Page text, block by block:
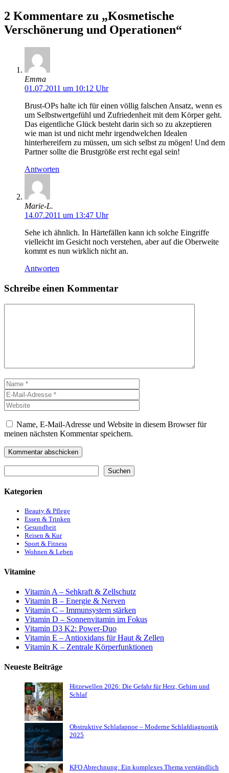
2 Kommentare zu „Kosmetische
Verschönerung und Operationen“
Emma
01.07.2011 um 10:12 Uhr
Brust-OPs halte ich für einen völlig falschen Ansatz, wenn es
um Selbstwertgefühl und Zufriedenheit mit dem Körper geht.
Das eigentliche Glück besteht darin sich so zu akzeptieren
wie man ist und nicht mehr irgendwelchen Idealen
hinterhereifern zu müssen, um sich selbst zu mögen! Und dem
Partner sollte die Brustgröße erst recht egal sein!
Antworten
Marie-L.
14.07.2011 um 13:47 Uhr
Sehe ich ähnlich. In Härtefällen kann ich solche Eingriffe
vielleicht im Gesicht noch verstehen, aber auf die Oberweite
kommt es nun wirklich nicht an.
Antworten
Schreibe einen Kommentar
Name
Mail-
Adresse
Name, E-Mail-Adresse und Website in diesem Browser für
meinen nächsten Kommentar speichern.
Suchen
Kategorien
Beauty & Pflege
Essen & Trinken
Gesundheit
Reisen & Kur
Sport & Fitness
Wohnen & Leben
Vitamine
Vitamin A – Sehkraft & Zellschutz
Vitamin B – Energie & Nerven
Vitamin C – Immunsystem stärken
Vitamin D – Sonnenvitamin im Fokus
Vitamin D3 K2: Power-Duo
Vitamin E – Antioxidans für Haut & Zellen
Vitamin K – Zentrale Körperfunktionen
Neueste Beiträge
Hitzewellen 2026: Die Gefahr für Herz, Gehirn und
Schlaf
Obstruktive Schlafapnoe – Moderne Schlafdiagnostik
2025
KFO Abrechnung: Ein komplexes Thema verständlich